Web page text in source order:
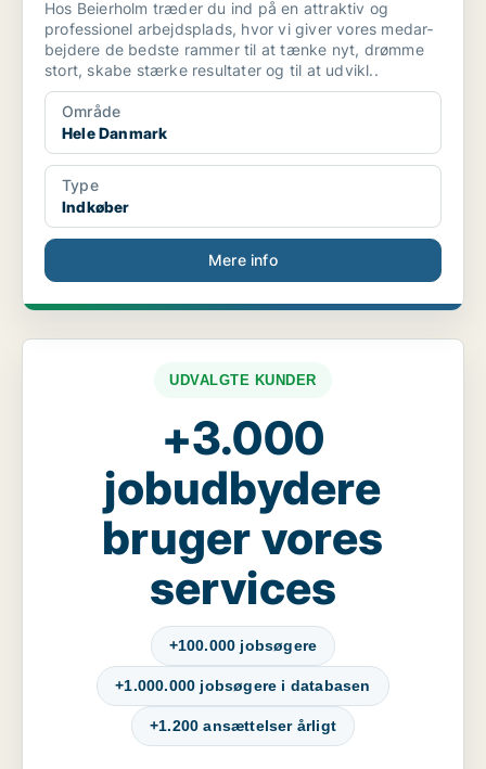
Hos Beierholm træder du ind på en attraktiv og
professionel arbejdsplads, hvor vi giver vores medar­
bejdere de bedste rammer til at tænke nyt, drømme
stort, skabe stærke resultater og til at udvikl..
Område
Hele Danmark
Type
Indkøber
Mere info
UDVALGTE KUNDER
+3.000
jobudbydere
bruger vores
services
+100.000 jobsøgere
+1.000.000 jobsøgere i databasen
+1.200 ansættelser årligt